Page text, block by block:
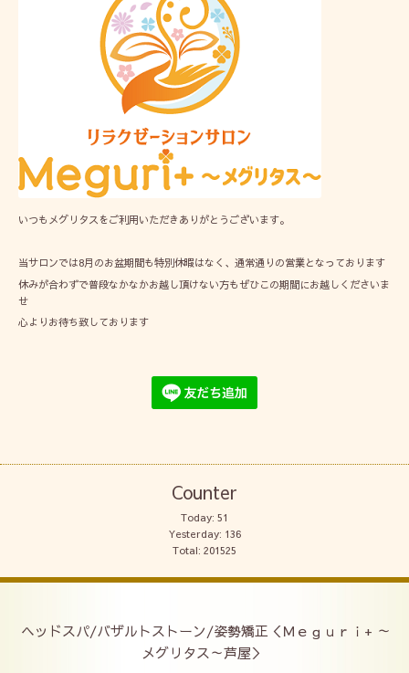
いつもメグリタスをご利用いただきありがとうございます。
当サロンでは8月のお盆期間も特別休暇はなく、通常通りの営業となっております
休みが合わずで普段なかなかお越し頂けない方もぜひこの期間にお越しくださいま
せ
心よりお待ち致しております
Counter
Today: 51
Yesterday: 136
Total: 201525
ヘッドスパ/バザルトストーン/姿勢矯正＜Ｍｅｇｕｒｉ+ ～
メグリタス～芦屋＞